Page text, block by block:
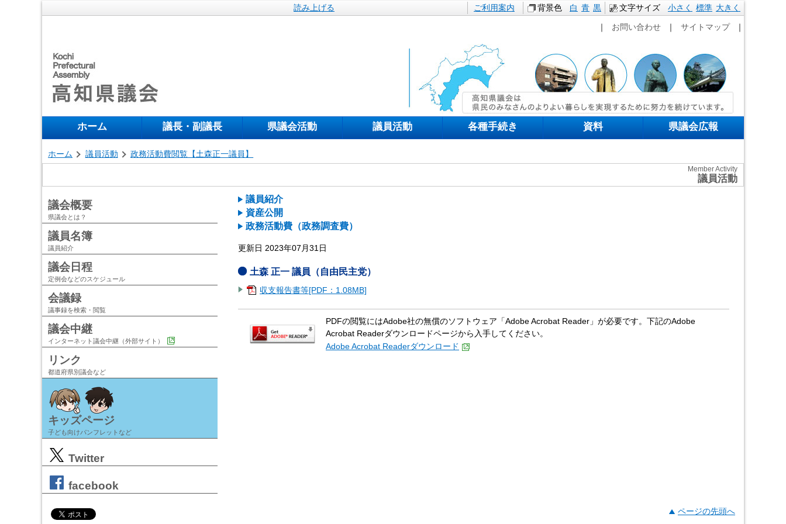
読み上げる 本文へ移動
文字サイズ 小さく 標準 大きく
ご利用案内 背景色 白 青 黒
｜ お問い合わせ ｜ サイトマップ ｜
ホーム 議長・副議長 県議会活動 議員活動 各種手続き 資料 県議会広報
ホーム 議員活動 政務活動費閲覧【土森正一議員】
Member Activity
議員活動
議会概要
県議会とは？
議員名簿
議員紹介
議会日程
定例会などのスケジュール
会議録
議事録を検索・閲覧
議会中継
インターネット議会中継（外部サイト）
リンク
都道府県別議会など
キッズページ
子ども向けパンフレットなど
Twitter
facebook
議員紹介
資産公開
政務活動費（政務調査費）
更新日 2023年07月31日
土森 正一 議員（自由民主党）
収支報告書等[PDF：1.08MB]
PDFの閲覧にはAdobe社の無償のソフトウェア「Adobe Acrobat Reader」が必要です。下記のAdobe
Acrobat Readerダウンロードページから入手してください。
Adobe Acrobat Readerダウンロード
ページの先頭へ